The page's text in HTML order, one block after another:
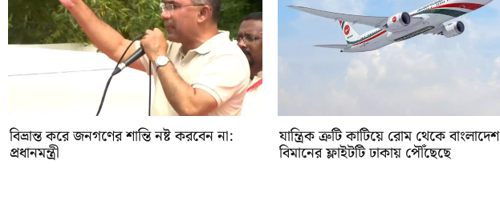
বিভ্রান্ত করে জনগণের শান্তি নষ্ট করবেন না:
প্রধানমন্ত্রী
যান্ত্রিক ত্রুটি কাটিয়ে রোম থেকে বাংলাদেশ
বিমানের ফ্লাইটটি ঢাকায় পৌঁছেছে